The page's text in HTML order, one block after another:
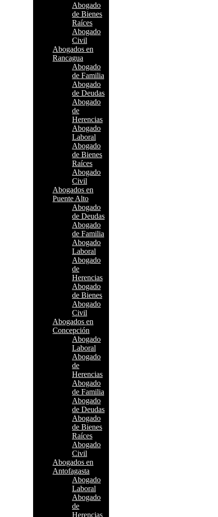
Abogado
de Bienes
Raíces
Abogado
Civil
Abogados en
Rancagua
Abogado
de Familia
Abogado
de Deudas
Abogado
de
Herencias
Abogado
Laboral
Abogado
de Bienes
Raíces
Abogado
Civil
Abogados en
Puente Alto
Abogado
de Deudas
Abogado
de Familia
Abogado
Laboral
Abogado
de
Herencias
Abogado
de Bienes
Abogado
Civil
Abogados en
Concepción
Abogado
Laboral
Abogado
de
Herencias
Abogado
de Familia
Abogado
de Deudas
Abogado
de Bienes
Raíces
Abogado
Civil
Abogados en
Antofagasta
Abogado
Laboral
Abogado
de
Herencias